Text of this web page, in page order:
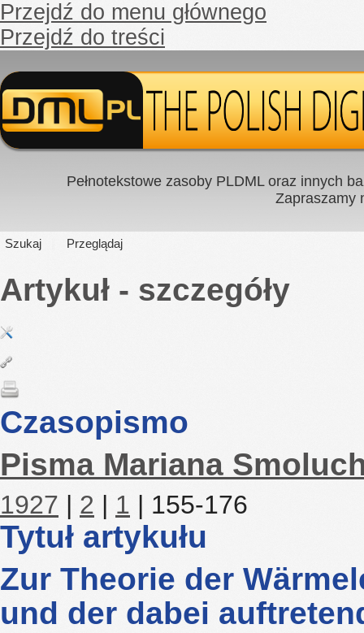
Przejdź do menu głównego
Przejdź do treści
Pełnotekstowe zasoby PLDML oraz innych
Zapraszamy
Szukaj Przeglądaj
Artykuł - szczegóły
Czasopismo
Pisma Mariana
1927 | 2 | 1 | 155-176
Tytuł artykułu
Zur Theorie der
und der dabei